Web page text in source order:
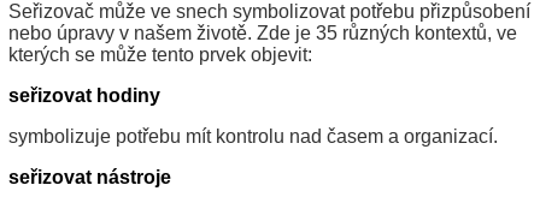
Seřizovač může ve snech symbolizovat potřebu přizpůsobení
nebo úpravy v našem životě. Zde je 35 různých kontextů, ve
kterých se může tento prvek objevit:
seřizovat hodiny
symbolizuje potřebu mít kontrolu nad časem a organizací.
seřizovat nástroje